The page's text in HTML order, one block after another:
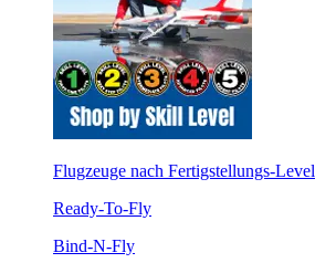
Flugzeuge nach Fertigstellungs-Level
Ready-To-Fly
Bind-N-Fly